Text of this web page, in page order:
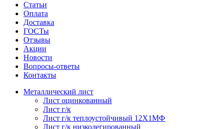
Статьи
Оплата
Доставка
ГОСТы
Отзывы
Акции
Новости
Вопросы-ответы
Контакты
Металлический лист
Лист оцинкованный
Лист г/к
Лист г/к теплоустойчивый 12Х1МФ
Лист г/к низколегированный